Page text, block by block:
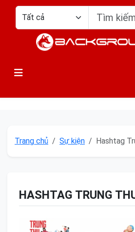
Trang chủ Sự kiện Hashtag
HASHTAG TRUNG